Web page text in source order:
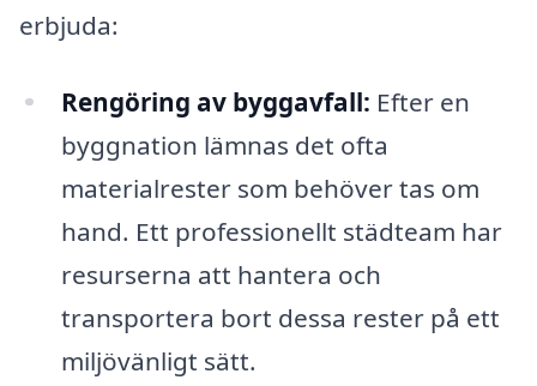
erbjuda:
Rengöring av byggavfall: Efter en
byggnation lämnas det ofta
materialrester som behöver tas om
hand. Ett professionellt städteam har
resurserna att hantera och
transportera bort dessa rester på ett
miljövänligt sätt.